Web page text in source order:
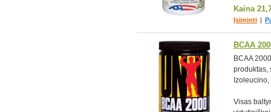
Kaina
Įsiminti |
BCAA
BCAA
produktas,
Visas